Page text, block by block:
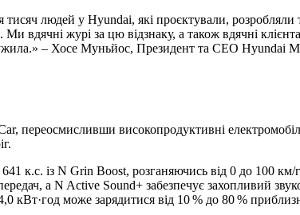
людей у Hyundai, які проєктували,
вдячні журі за цю відзнаку, а також вдячні
– Хосе Муньйос, Президент та CEO Hyundai
переосмисливши високопродуктивні
к.с. із N Grin Boost, розганяючись від 0 до 100
а N Active Sound+ забезпечує захопливий
кВт·год може зарядитися від 10 % до 80 %